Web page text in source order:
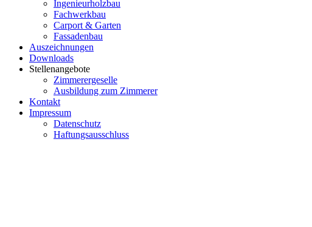
Ingenieurholzbau
Fachwerkbau
Carport & Garten
Fassadenbau
Auszeichnungen
Downloads
Stellenangebote
Zimmerergeselle
Ausbildung zum Zimmerer
Kontakt
Impressum
Datenschutz
Haftungsausschluss